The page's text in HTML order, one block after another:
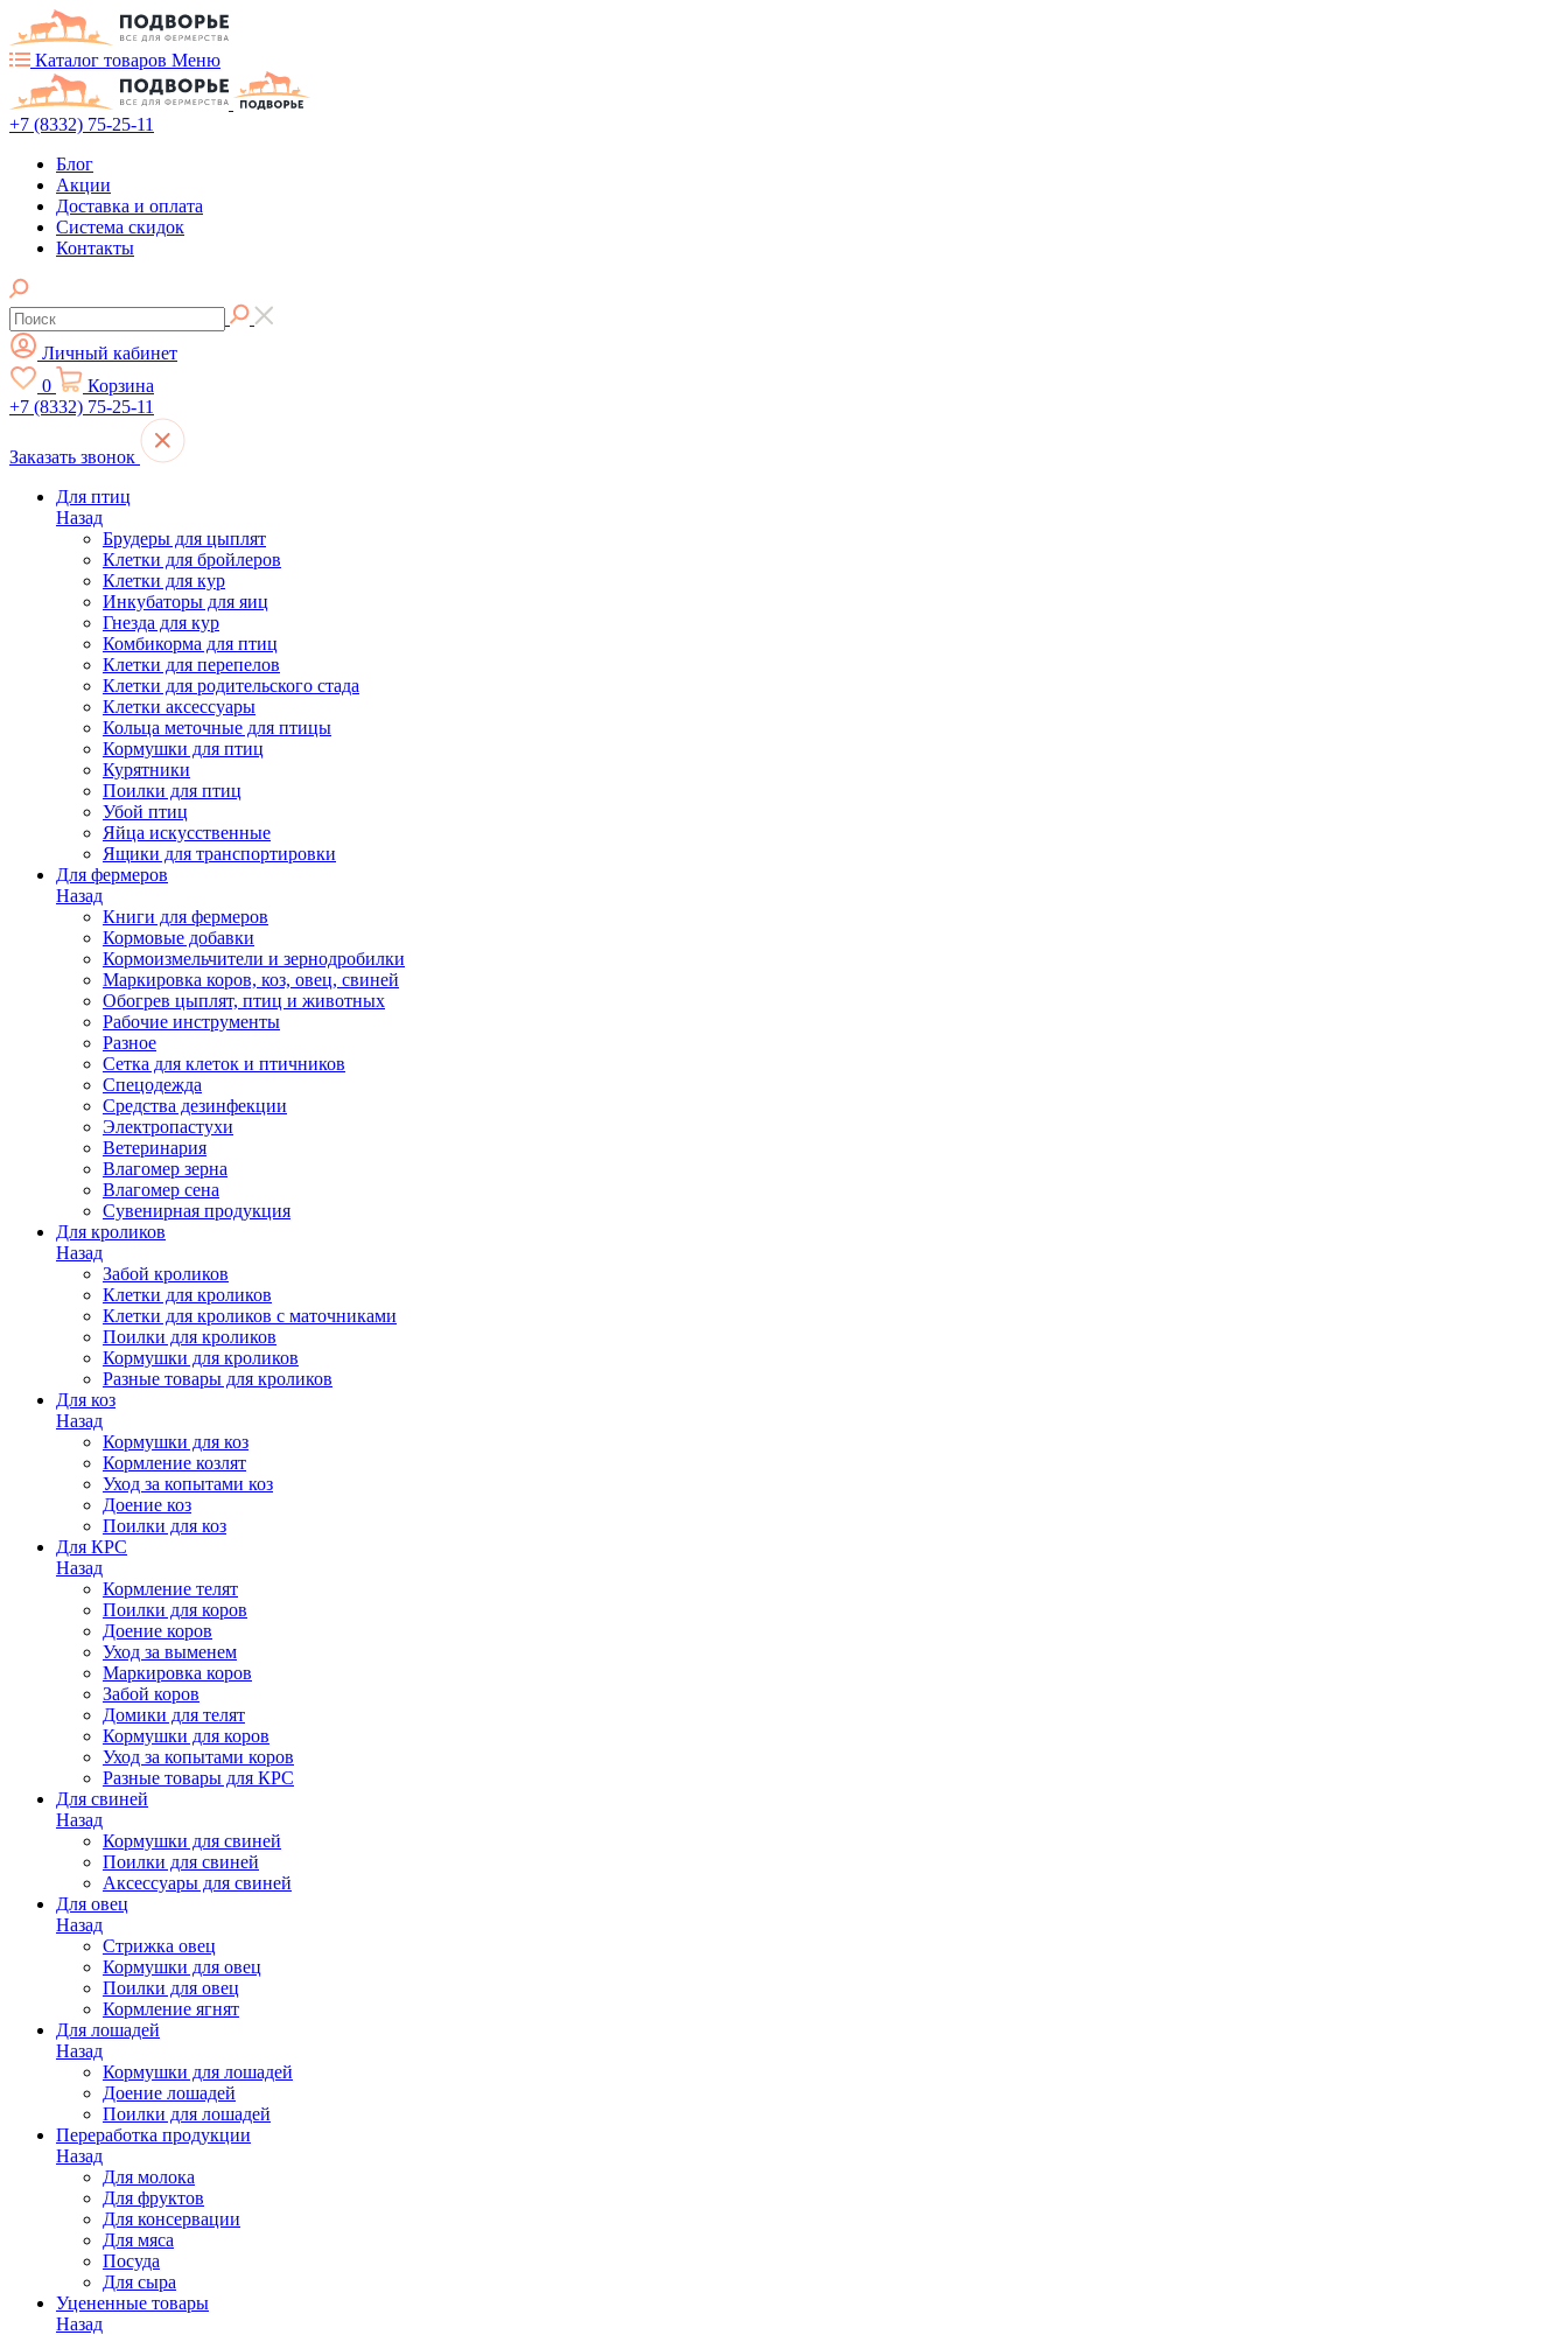
Каталог товаров Меню
+7 (8332) 75-25-11
Блог
Акции
Доставка и оплата
Система скидок
Контакты
Личный кабинет
0
Корзина
+7 (8332) 75-25-11
Заказать звонок
Для птиц
Назад
Брудеры для цыплят
Клетки для бройлеров
Клетки для кур
Инкубаторы для яиц
Гнезда для кур
Комбикорма для птиц
Клетки для перепелов
Клетки для родительского стада
Клетки аксессуары
Кольца меточные для птицы
Кормушки для птиц
Курятники
Поилки для птиц
Убой птиц
Яйца искусственные
Ящики для транспортировки
Для фермеров
Назад
Книги для фермеров
Кормовые добавки
Кормоизмельчители и зернодробилки
Маркировка коров, коз, овец, свиней
Обогрев цыплят, птиц и животных
Рабочие инструменты
Разное
Сетка для клеток и птичников
Спецодежда
Средства дезинфекции
Электропастухи
Ветеринария
Влагомер зерна
Влагомер сена
Сувенирная продукция
Для кроликов
Назад
Забой кроликов
Клетки для кроликов
Клетки для кроликов с маточниками
Поилки для кроликов
Кормушки для кроликов
Разные товары для кроликов
Для коз
Назад
Кормушки для коз
Кормление козлят
Уход за копытами коз
Доение коз
Поилки для коз
Для КРС
Назад
Кормление телят
Поилки для коров
Доение коров
Уход за выменем
Маркировка коров
Забой коров
Домики для телят
Кормушки для коров
Уход за копытами коров
Разные товары для КРС
Для свиней
Назад
Кормушки для свиней
Поилки для свиней
Аксессуары для свиней
Для овец
Назад
Стрижка овец
Кормушки для овец
Поилки для овец
Кормление ягнят
Для лошадей
Назад
Кормушки для лошадей
Доение лошадей
Поилки для лошадей
Переработка продукции
Назад
Для молока
Для фруктов
Для консервации
Для мяса
Посуда
Для сыра
Уцененные товары
Назад